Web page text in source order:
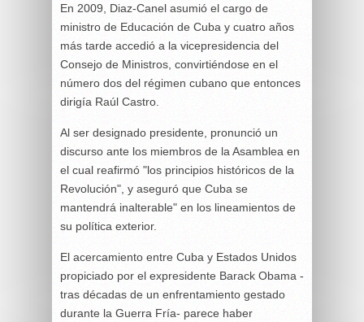
En 2009, Diaz-Canel asumió el cargo de
ministro de Educación de Cuba y cuatro años
más tarde accedió a la vicepresidencia del
Consejo de Ministros, convirtiéndose en el
número dos del régimen cubano que entonces
dirigía Raúl Castro.
Al ser designado presidente, pronunció un
discurso ante los miembros de la Asamblea en
el cual reafirmó "los principios históricos de la
Revolución", y aseguró que Cuba se
mantendrá inalterable" en los lineamientos de
su política exterior.
El acercamiento entre Cuba y Estados Unidos
propiciado por el expresidente Barack Obama -
tras décadas de un enfrentamiento gestado
durante la Guerra Fría- parece haber